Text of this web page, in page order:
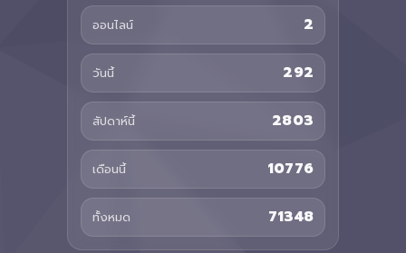
ออนไลน์ 2
วันนี้ 292
สัปดาห์นี้ 2803
เดือนนี้ 10776
ทั้งหมด 71348